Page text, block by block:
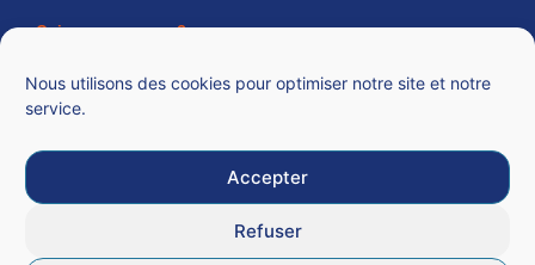
Nous utilisons des cookies pour optimiser notre site et notre
service.
Accepter
Refuser
Qui sommes-nous ?